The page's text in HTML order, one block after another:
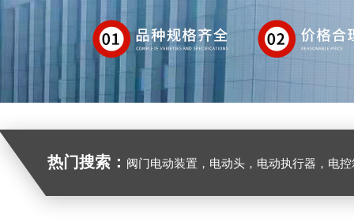
热门搜索： 阀门电动装置，电动头，电动执行器，电